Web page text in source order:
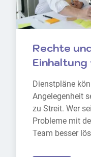
Rechte
Einhaltung
Dienstpläne
Angelegenheit
zu Streit. Wer
Probleme mit
Team besser